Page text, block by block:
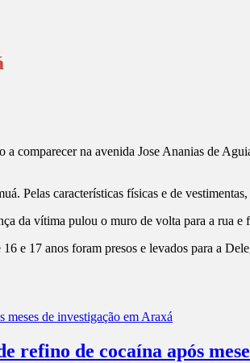
comparecer na avenida Jose Ananias de
Pelas características físicas e de
da vítima pulou o muro de volta para a rua
e 17 anos foram presos e levados para a
de cocaína após